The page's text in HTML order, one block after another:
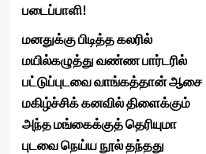
படைப்பாளி!
மனதுக்கு பிடித்த கலரில்
மயில்கழுத்து வண்ண பார்டரில்
பட்டுப்புடவை வாங்கத்தான் ஆசை
மகிழ்ச்சிக் கனவில் திளைக்கும்
அந்த மங்கைக்குத் தெரியுமா
புடவை நெய்ய நூல் தந்தது